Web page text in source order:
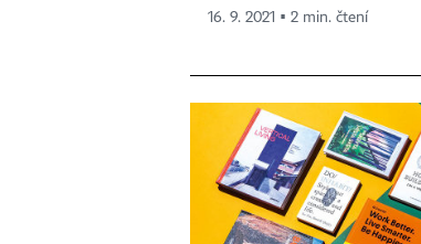
16. 9. 2021 ▪ 2 min. čtení